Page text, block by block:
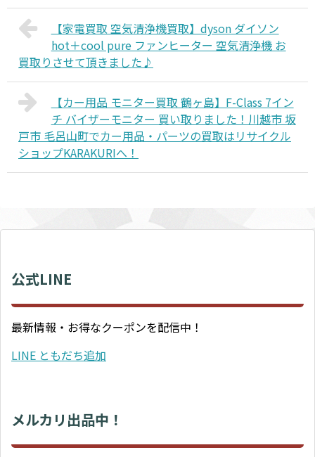
【家電買取 空気清浄機買取】dyson ダイソン
hot＋cool pure ファンヒーター 空気清浄機 お
買取りさせて頂きました♪
【カー用品 モニター買取 鶴ヶ島】F-Class 7イン
チ バイザーモニター 買い取りました！川越市 坂
戸市 毛呂山町でカー用品・パーツの買取はリサイクル
ショップKARAKURIへ！
公式LINE
最新情報・お得なクーポンを配信中！
LINE ともだち追加
メルカリ出品中！